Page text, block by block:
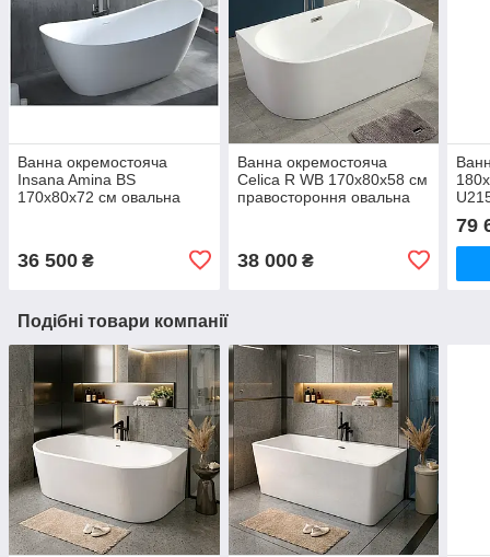
Ванна окремостояча
Insana Amina BS
170х80х72 см овальна
36 500 ₴
Ванна окремостояча
Celica R WB 170х80х58 см
правостороння овальна
38 000₴
79
Подібні товари компанії